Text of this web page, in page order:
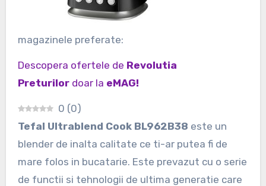
magazinele preferate:
Descopera ofertele de Revolutia
Preturilor doar la eMAG!
0 (0)
Tefal Ultrablend Cook BL962B38 este un
blender de inalta calitate ce ti-ar putea fi de
mare folos in bucatarie. Este prevazut cu o serie
de functii si tehnologii de ultima generatie care